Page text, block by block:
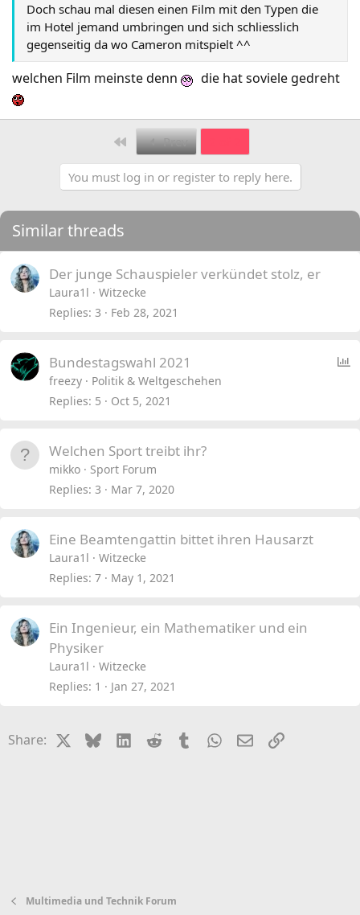
Doch schau mal diesen einen Film mit den Typen die
im Hotel jemand umbringen und sich schliesslich
gegenseitig da wo Cameron mitspielt ^^
welchen Film meinste denn die hat soviele gedreht
First Prev
You must log in or register to reply here.
Similar threads
Der junge Schauspieler verkündet stolz, er
Laura1l
Witzecke
Replies 3 Feb 28, 2021
P
Bundestagswahl 2021
freezy
Politik & Weltgeschehen
Replies 5 Oct 5, 2021
Welchen Sport treibt ihr?
mikko
Sport Forum
Replies 3 Mar 7, 2020
Eine Beamtengattin bittet ihren Hausarzt
Laura1l
Witzecke
Replies 7 May 1, 2021
Ein Ingenieur, ein Mathematiker und ein
Physiker
Laura1l
Witzecke
Replies 1 Jan 27, 2021
Share: BlueskyLinkedIn
Reddit TumblrWhatsApp
EmailLink
Multimedia und Technik Forum